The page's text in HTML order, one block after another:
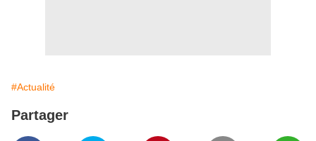
#Actualité
Partager